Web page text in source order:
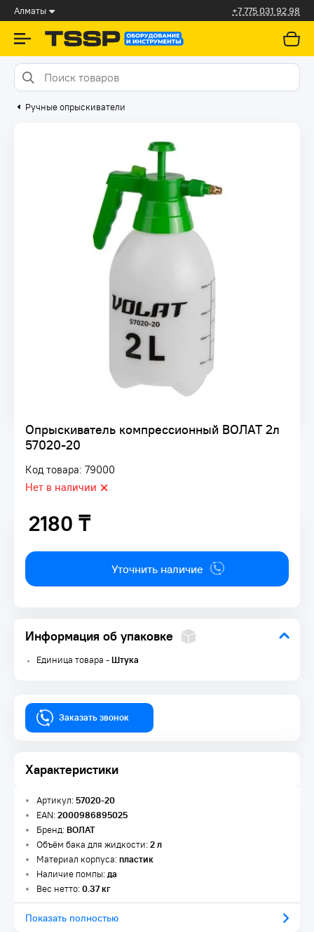
Алматы +7 775 031 92 98
Ручные опрыскиватели
Опрыскиватель компрессионный ВОЛАТ 2л
57020-20
Код товара: 79000
Нет в наличии
2180 ₸
2180 ₸
Уточнить наличие
Информация об упаковке
Единица товара -Штука
Заказать звонок
Характеристики
Артикул:57020-20
EAN:2000986895025
Бренд:ВОЛАТ
Объём бака для жидкости:2 л
Материал корпуса:пластик
Наличие помпы:да
Вес нетто:0.37 кг
Показать полностью